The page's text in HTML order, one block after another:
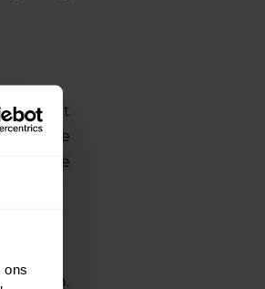
ons
je ziet
te
vriendje